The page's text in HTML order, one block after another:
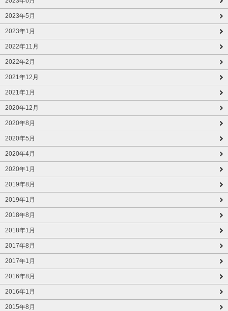
2023年5月
2023年1月
2022年11月
2022年2月
2021年12月
2021年1月
2020年12月
2020年8月
2020年5月
2020年4月
2020年1月
2019年8月
2019年1月
2018年8月
2018年1月
2017年8月
2017年1月
2016年8月
2016年1月
2015年8月